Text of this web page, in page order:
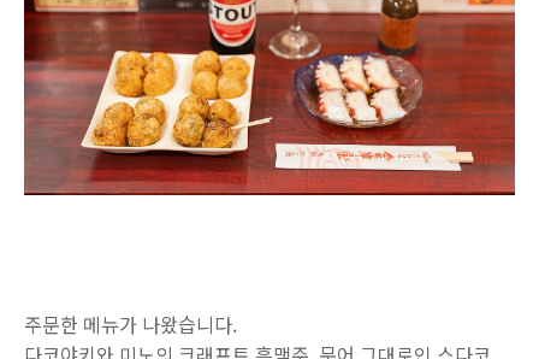
주문한 메뉴가 나왔습니다.